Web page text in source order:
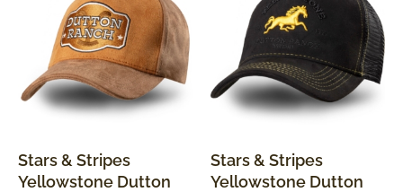
Stars & Stripes
Yellowstone Dutton
Stars & Stripes
Yellowstone Dutton